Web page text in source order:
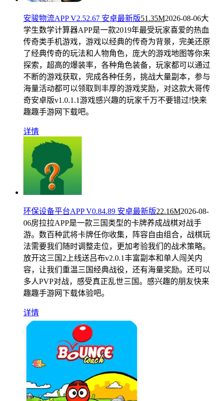
安骏物流APP V2.52.67 安卓最新版51.35M2026-08-06大
学生数学计算器APP是一款2019年最受玩家喜爱的热血
传奇类手机游戏，游戏以经典的传奇为背景，完美还原
了经典传奇的玩法和人物角色，庞大的游戏地图等你来
探索，超高的爆装率，各种角色装备，玩家都可以通过
不断的游戏获取，完成各种任务，挑战大量副本，参与
海量活动都可以领取到丰厚的游戏奖励，对这款大哥传
奇安卓版v1.0.1.1游戏感兴趣的玩家千万不要错过!快来
趣趣手游网下载吧。
详情
环保设备平台APP V0.84.89 安卓最新版22.16M2026-08-
06房拉拉APP是一款三国类型的卡牌养成战棋对战手
游。数百种武将卡牌任你收集，阵容自由组合，战棋玩
法需要我们随时调整走位，更加考验我们的战术策略。
放开这三国2上线送吕布v2.0.1丰富副本和单人闯关内
容，让我们重温三国经典战役，还有海量奖励。还可以
多人PVP对战，感受真正乱世三国。感兴趣的朋友快来
趣趣手游网下载体验吧。
详情